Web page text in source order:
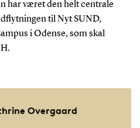
har været den helt centrale
til Nyt SUND,
i Odense, som skal
Overgaard